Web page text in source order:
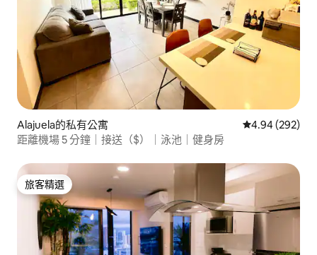
Alajuela的私有公寓 從 292 則評價
4.94 (292)
距離機場 5 分鐘｜接送（$）｜泳池｜健身房
旅客精選
旅客精選